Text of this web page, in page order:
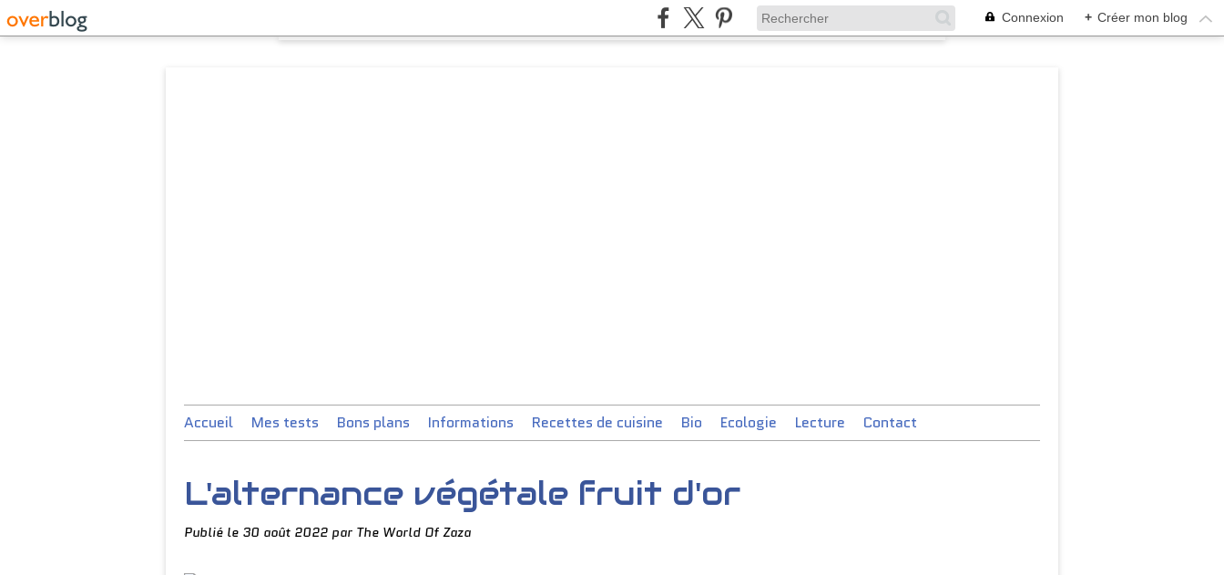
Connexion + Créer mon blog
Accueil Mes tests Bons plans Informations Recettes de cuisine Bio Ecologie Lecture Contact
L'alternance végétale fruit d'or
Publié le 30 août 2022 par The World Of Zaza